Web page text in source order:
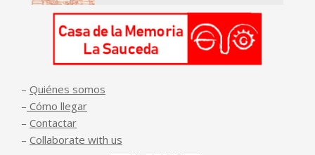
– Quiénes somos
– Cómo llegar
– Contactar
– Collaborate with us